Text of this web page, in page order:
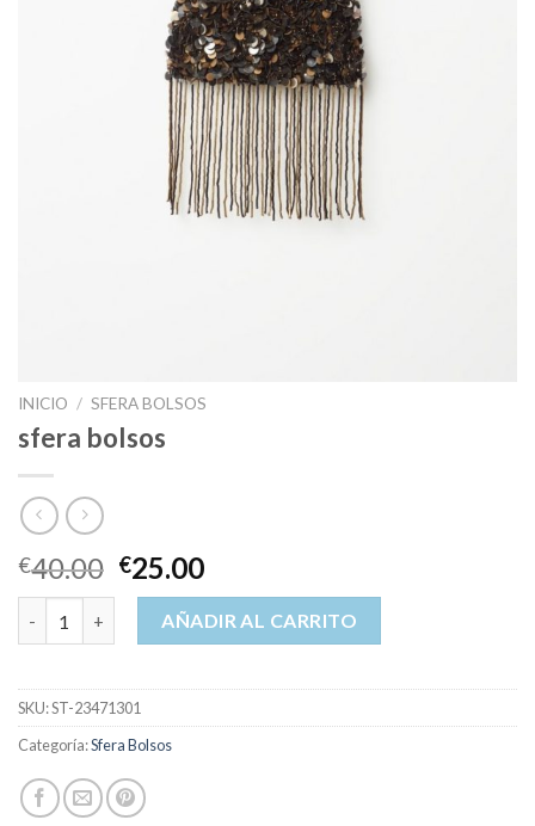
INICIO / SFERA BOLSOS
sfera bolsos
€40.00 €25.00
sfera bolsos cantidadAÑADIR AL CARRITO
SKU:ST-23471301
Categoría:Sfera Bolsos